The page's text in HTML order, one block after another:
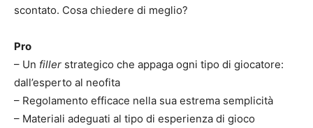
scontato. Cosa chiedere di meglio?
Pro
– Un filler strategico che appaga ogni tipo di giocatore:
dall’esperto al neofita
– Regolamento efficace nella sua estrema semplicità
– Materiali adeguati al tipo di esperienza di gioco